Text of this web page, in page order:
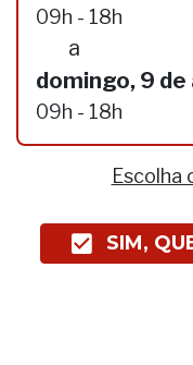
09h - 18h
a
domingo, 9
09h - 18h
Escolha
SIM,